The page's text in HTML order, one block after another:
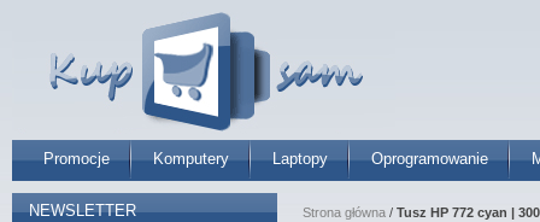
Promocje Komputery Laptopy Oprogramowanie
Strona główna / Tusz HP 772 cyan |
NEWSLETTER